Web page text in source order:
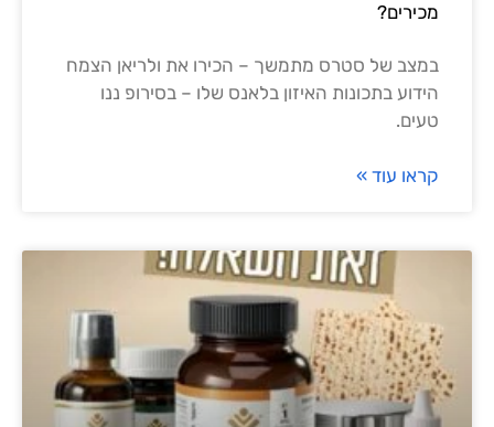
מכירים?
במצב של סטרס מתמשך – הכירו את ולריאן הצמח
הידוע בתכונות האיזון בלאנס שלו – בסירופ ננו
טעים.
קראו עוד »